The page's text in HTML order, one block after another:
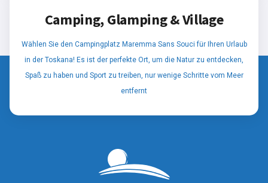
Camping, Glamping & Village
Wählen Sie den Campingplatz Maremma Sans Souci für Ihren Urlaub
in der Toskana! Es ist der perfekte Ort, um die Natur zu entdecken,
Spaß zu haben und Sport zu treiben, nur wenige Schritte vom Meer
entfernt